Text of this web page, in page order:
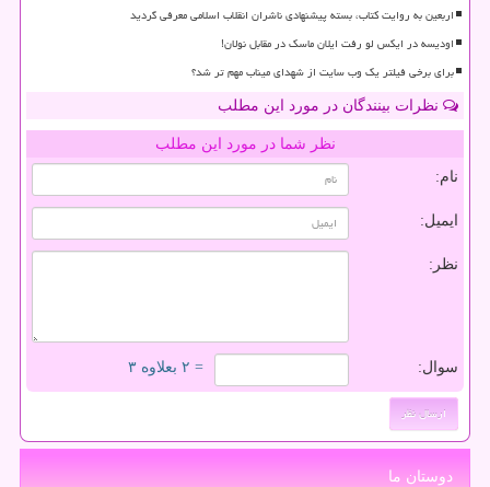
اربعین به روایت کتاب، بسته پیشنهادی ناشران انقلاب اسلامی معرفی گردید
اودیسه در ایکس لو رفت ایلان ماسک در مقابل نولان!
برای برخی فیلتر یک وب سایت از شهدای میناب مهم تر شد؟
نظرات بینندگان در مورد این مطلب
نظر شما در مورد این مطلب
نام:
ایمیل:
نظر:
سوال: = ۲ بعلاوه ۳
دوستان ما